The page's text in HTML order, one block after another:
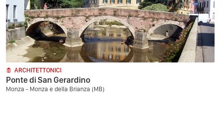
ARCHITETTONICI
Ponte di San Gerardino
Monza - Monza e della Brianza (MB)